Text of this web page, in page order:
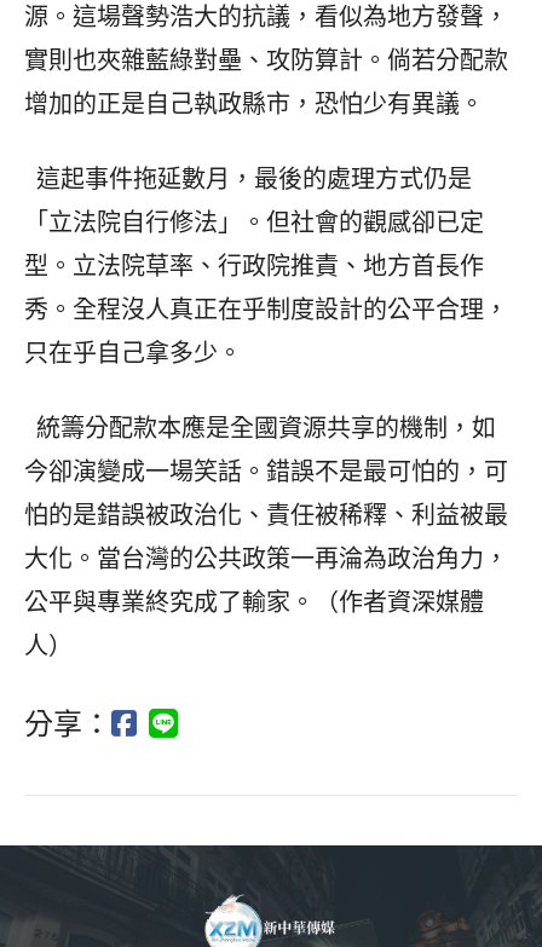
源。這場聲勢浩大的抗議，看似為地方發聲，
實則也夾雜藍綠對壘、攻防算計。倘若分配款
增加的正是自己執政縣市，恐怕少有異議。
這起事件拖延數月，最後的處理方式仍是
「立法院自行修法」。但社會的觀感卻已定
型。立法院草率、行政院推責、地方首長作
秀。全程沒人真正在乎制度設計的公平合理，
只在乎自己拿多少。
統籌分配款本應是全國資源共享的機制，如
今卻演變成一場笑話。錯誤不是最可怕的，可
怕的是錯誤被政治化、責任被稀釋、利益被最
大化。當台灣的公共政策一再淪為政治角力，
公平與專業終究成了輸家。（作者資深媒體
人）
分享：